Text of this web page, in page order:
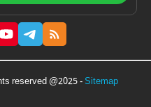
reserved @2025 -Sitemap